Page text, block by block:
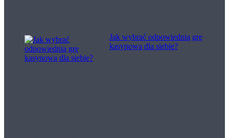
Jak wybrać odpowiednią grę
kasynową dla siebie?